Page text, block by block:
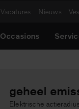
Vacatures Nieuws
Occasions
geheel
Elektrische